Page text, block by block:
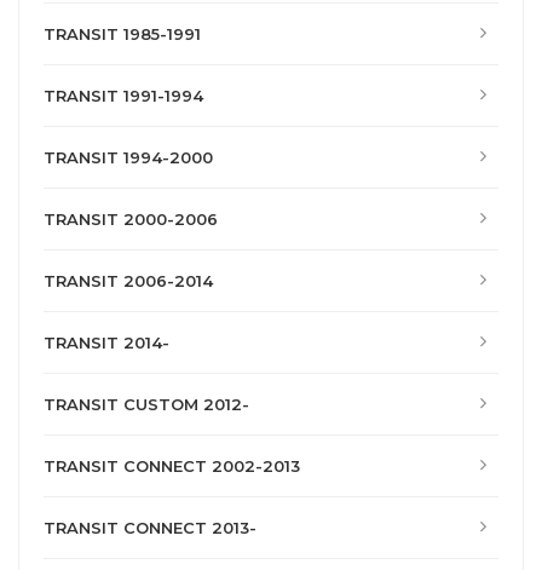
TRANSIT 1985-1991
TRANSIT 1991-1994
TRANSIT 1994-2000
TRANSIT 2000-2006
TRANSIT 2006-2014
TRANSIT 2014-
TRANSIT CUSTOM 2012-
TRANSIT CONNECT 2002-2013
TRANSIT CONNECT 2013-